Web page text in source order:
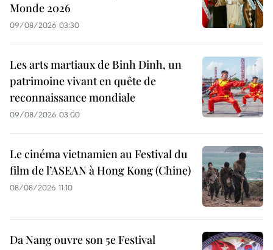
Monde 2026
09/08/2026 03:30
Les arts martiaux de Binh Dinh, un
patrimoine vivant en quête de
reconnaissance mondiale
09/08/2026 03:00
Le cinéma vietnamien au Festival du
film de l’ASEAN à Hong Kong (Chine)
08/08/2026 11:10
Da Nang ouvre son 5e Festival